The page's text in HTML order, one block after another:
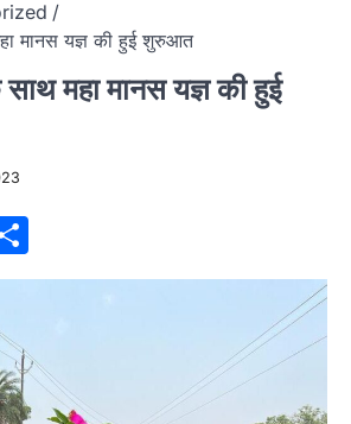
मानस यज्ञ की हुई शुरुआत
महा मानस यज्ञ की हुई